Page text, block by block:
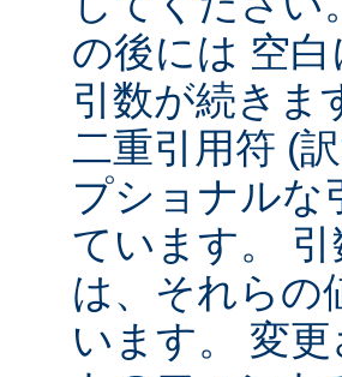
の後には 空
引数が続きま
二重引用符 (
プショナルな
ています。
は、それらの
います。 変